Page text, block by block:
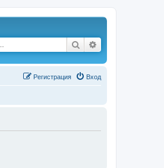
Поиск
Вход
Регистрация